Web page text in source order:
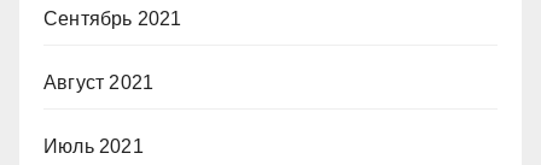
Сентябрь 2021
Август 2021
Июль 2021